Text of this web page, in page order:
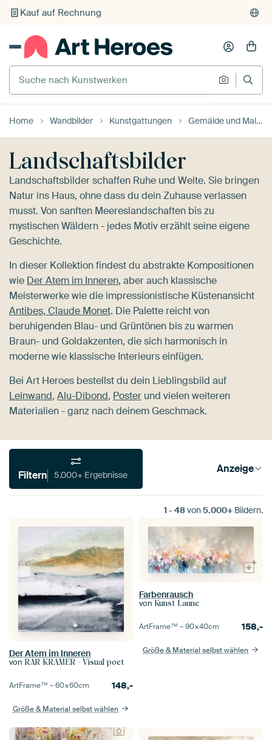
Individueller Druck auf Bestellung
Suche nach Kunstwerken
Suche
Home Wandbilder Kunstgattungen Gemälde und Malereien
Landschaftsbilder
Landschaftsbilder schaffen Ruhe und Weite. Sie bringen
Natur ins Haus, ohne dass du dein Zuhause verlassen
musst. Von sanften Meereslandschaften bis zu
mystischen Wäldern - jedes Motiv erzählt seine eigene
Geschichte.
In dieser Kollektion findest du abstrakte Kompositionen
wie Der Atem im Inneren, aber auch klassische
Meisterwerke wie die impressionistische Küstenansicht
Antibes, Claude Monet. Die Palette reicht von
beruhigenden Blau- und Grüntönen bis zu warmen
Braun- und Goldakzenten, die sich harmonisch in
moderne wie klassische Interieurs einfügen.
Bei Art Heroes bestellst du dein Lieblingsbild auf
Leinwand, Alu-Dibond, Poster und vielen weiteren
Materialien - ganz nach deinem Geschmack.
Filtern 5.000+ Ergebnisse Anzeige
1 - 48von5.000+ Bildern.
Der Atem im Inneren
von RAR KRAMER - Visual poet
ArtFrame™ –60×60cm 148,-
Größe & Material selbst wählen
Farbenrausch
von Kunst Laune
ArtFrame™ –90×40cm 158,-
Größe & Material selbst wählen